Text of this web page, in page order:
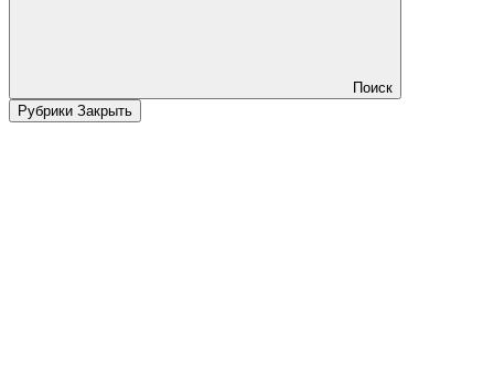
Поиск
Рубрики Закрыть